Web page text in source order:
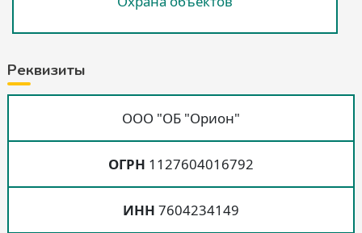
Реквизиты
ООО "ОБ "Орион"
ОГРН 1127604016792
ИНН 7604234149